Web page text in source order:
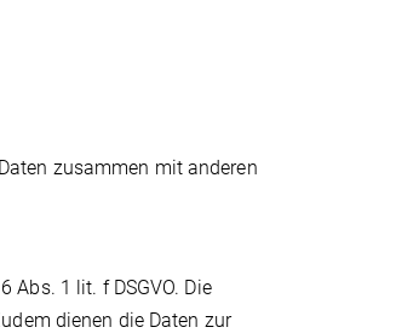
zusammen mit anderen
Abs. 1 lit. f DSGVO. Die
dienen die Daten zur